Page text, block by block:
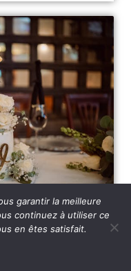
design
mesure
garantir la meilleure
continuez à utiliser ce
en êtes satisfait.